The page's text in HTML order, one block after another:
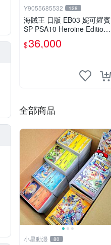
Y9055685532 128
海賊王 日版 EB03 妮可羅賓
SP PSA10 Heroine Edition
Nico Robin ワンピース
$36,000
全部商品
小星動漫 80